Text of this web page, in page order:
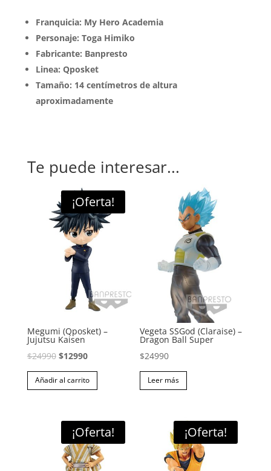
Franquicia: My Hero Academia
Personaje: Toga Himiko
Fabricante: Banpresto
Linea: Qposket
Tamaño: 14 centímetros de altura
aproximadamente
Te puede interesar...
¡Oferta!
Megumi (Qposket) –
Jujutsu Kaisen
$24990 El
precio
original
$24990.
$12990El
precio
actual
$12990.
Añadir al carrito
Vegeta SSGod (Claraise) –
Dragon Ball Super
$24990
Leer más
¡Oferta! ¡Oferta!